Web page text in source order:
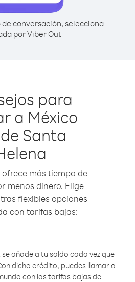
de conversación, selecciona
por Viber Out
para
a México
Santa
ofrece más tiempo de
menos dinero. Elige
flexibles opciones
con tarifas bajas:
añade a tu saldo cada vez que
dicho crédito, puedes llamar a
con las tarifas bajas de